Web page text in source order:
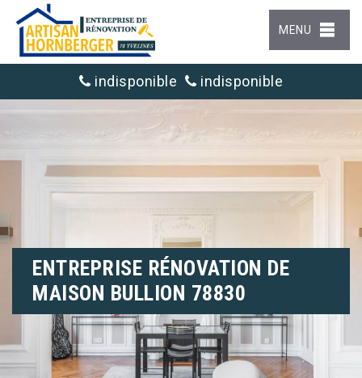
MENU
indisponible indisponible
ENTREPRISE RÉNOVATION DE
MAISON BULLION 78830